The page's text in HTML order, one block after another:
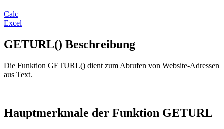
Calc
Excel
GETURL() Beschreibung
Die Funktion GETURL() dient zum Abrufen von Website-Adressen
aus Text.
Hauptmerkmale der Funktion GETURL